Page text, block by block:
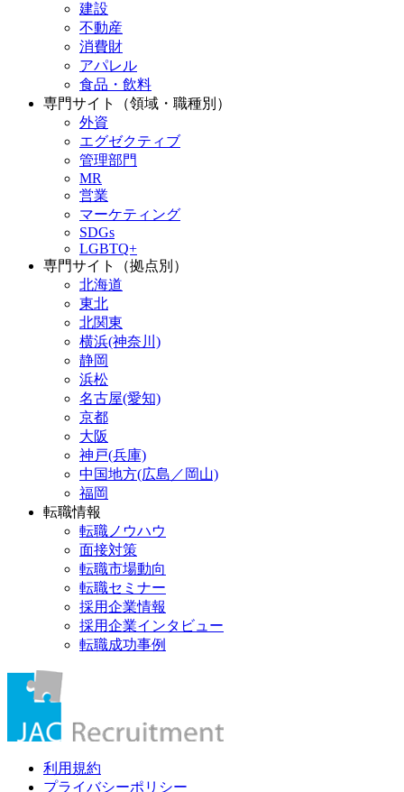
建設
不動産
消費財
アパレル
食品・飲料
専門サイト（領域・職種別）
外資
エグゼクティブ
管理部門
MR
営業
マーケティング
SDGs
LGBTQ+
専門サイト（拠点別）
北海道
東北
北関東
横浜(神奈川)
静岡
浜松
名古屋(愛知)
京都
大阪
神戸(兵庫)
中国地方(広島／岡山)
福岡
転職情報
転職ノウハウ
面接対策
転職市場動向
転職セミナー
採用企業情報
採用企業インタビュー
転職成功事例
利用規約
プライバシーポリシー